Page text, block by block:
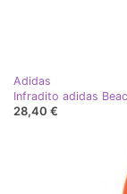
Adidas
Infradito adidas
28,40 €